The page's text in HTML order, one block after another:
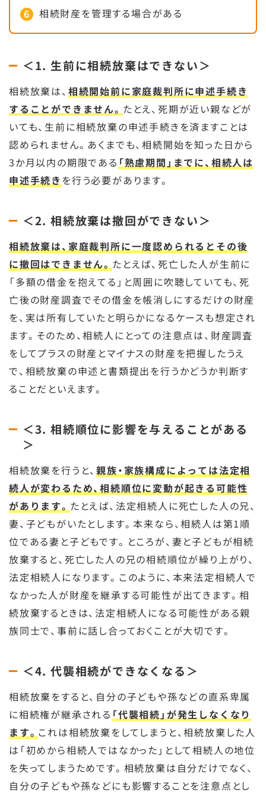
相続財産を管理する場合がある
＜1. 生前に相続放棄はできない＞
相続放棄は、 相続開始前に家庭裁判所に申述手続き
することができません。 たとえ、死期が近い親などが
いても、生前に相続放棄の申述手続きを済ますことは
認められません。あくまでも、相続開始を知った日から
3か月以内の期限である 「熟慮期間」までに、相続人は
申述手続き を行う必要があります。
＜2. 相続放棄は撤回ができない＞
相続放棄は、家庭裁判所に一度認められるとその後
に撤回はできません。 たとえば、死亡した人が生前に
「多額の借金を抱えてる」と周囲に吹聴していても、死
亡後の財産調査でその借金を帳消しにするだけの財産
を、実は所有していたと明らかになるケースも想定され
ます。そのため、相続人にとっての注意点は、財産調査
をしてプラスの財産とマイナスの財産を把握したうえ
で、相続放棄の申述と書類提出を行うかどうか判断す
ることだといえます。
＜3. 相続順位に影響を与えることがある
＞
相続放棄を行うと、親族・家族構成によっては法定相
続人が変わるため、相続順位に変動が起きる可能性
があります。 たとえば、法定相続人に死亡した人の兄、
妻、子どもがいたとします。本来なら、相続人は第1順
位である妻と子どもです。ところが、妻と子どもが相続
放棄すると、死亡した人の兄の相続順位が繰り上がり、
法定相続人になります。このように、本来法定相続人で
なかった人が財産を継承する可能性が出てきます。相
続放棄するときは、法定相続人になる可能性がある親
族同士で、事前に話し合っておくことが大切です。
＜4. 代襲相続ができなくなる＞
相続放棄をすると、自分の子どもや孫などの直系卑属
に相続権が継承される 「代襲相続」が発生しなくなり
ます。 これは相続放棄をしてしまうと、相続放棄した人
は「初めから相続人ではなかった」として相続人の地位
を失ってしまうためです。相続放棄は自分だけでなく、
自分の子どもや孫などにも影響することを注意点とし